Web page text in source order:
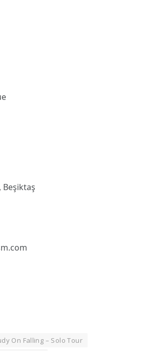
Beşiktaş
On Falling – Solo Tour